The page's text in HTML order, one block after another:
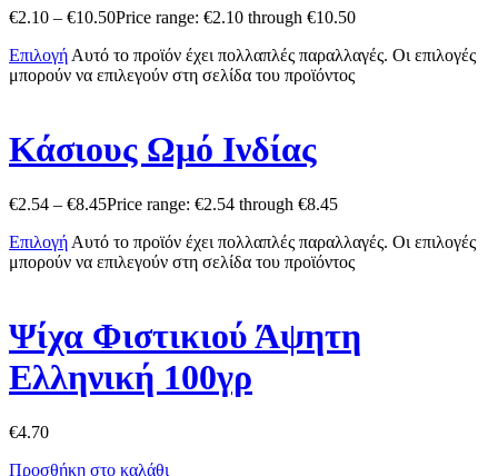
€2.10 – €10.50Price range: €2.10 through €10.50
Επιλογή Αυτό το προϊόν έχει πολλαπλές παραλλαγές. Οι επιλογές
μπορούν να επιλεγούν στη σελίδα του προϊόντος
Κάσιους Ωμό Ινδίας
€2.54 – €8.45Price range: €2.54 through €8.45
Επιλογή Αυτό το προϊόν έχει πολλαπλές παραλλαγές. Οι επιλογές
μπορούν να επιλεγούν στη σελίδα του προϊόντος
Ψίχα Φιστικιού Άψητη
Ελληνική 100γρ
€4.70
Προσθήκη στο καλάθι